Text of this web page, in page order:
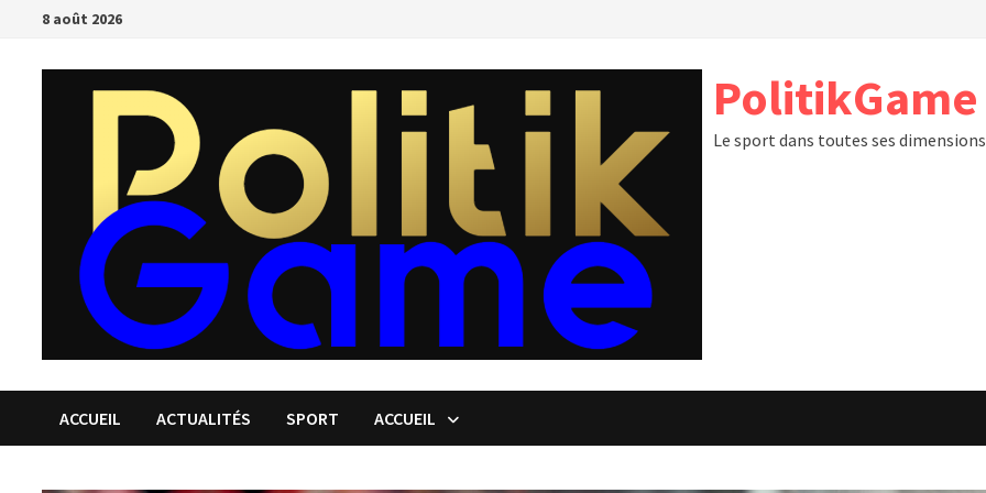
Passer
contenu
8 août 2026
PolitikGame
Le sport dans toutes ses dimensions
ACCUEIL ACTUALITÉS SPORT ACCUEIL